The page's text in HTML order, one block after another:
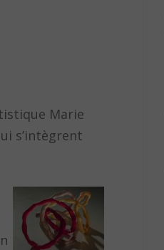
Marie
s’intègrent